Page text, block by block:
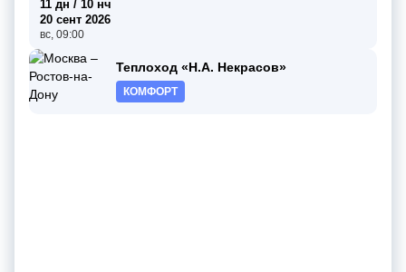
11 дн / 10 нч
20 сент 2026
вс, 09:00
Теплоход «Н.А. Некрасов»
КОМФОРТ